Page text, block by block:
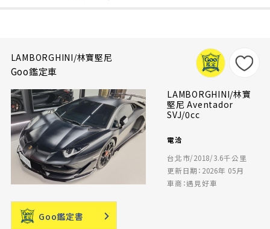
LAMBORGHINI/林寶堅尼
Goo鑑定車
LAMBORGHINI/林寶
堅尼 Aventador
SVJ/0cc
電洽
台北市/2018/3.6千公里
更新日期：2026年 05月
車商：遇見好車
Goo鑑定書